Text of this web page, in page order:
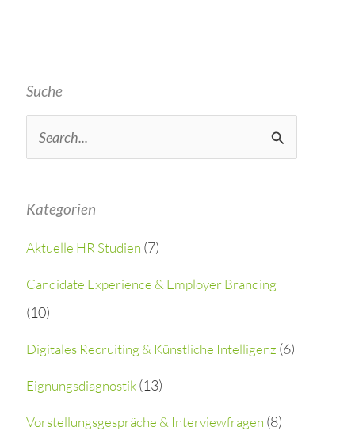
Suche
c
h
f
o
Kategorien
Aktuelle HR Studien (7)
Candidate Experience & Employer Branding
(10)
Digitales Recruiting & Künstliche Intelligenz (6)
Eignungsdiagnostik(13)
Vorstellungsgespräche & Interviewfragen (8)